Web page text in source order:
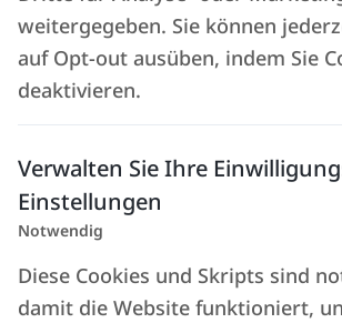
Rabatte auf die besten
in der Toskana
Die Toskana vereint alle
Von bedeutenden Museen bis
weitergegeben. Sie können
auf Opt-out ausüben, indem Sie
deaktivieren.
Verwalten Sie Ihre
Einstellungen
Notwendig
Diese Cookies und Skripts sind
damit die Website funktioniert,